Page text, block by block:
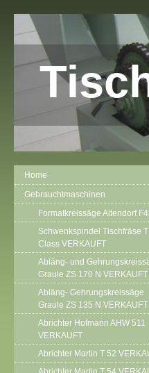
Home
Gebrauchtmaschinen
Formatkreissäge Altendorf
Schwenkspindel Tischfräse
Class VERKAUFT
Abläng- und
Graule ZS 170 N VERKAUFT
Abläng- Gehrungskreissäge
Graule ZS 135 N VERKAUFT
Abrichter Hofmann AHW 511
VERKAUFT
Abrichter Martin T 52